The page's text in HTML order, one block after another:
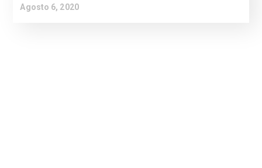
Agosto 6, 2020